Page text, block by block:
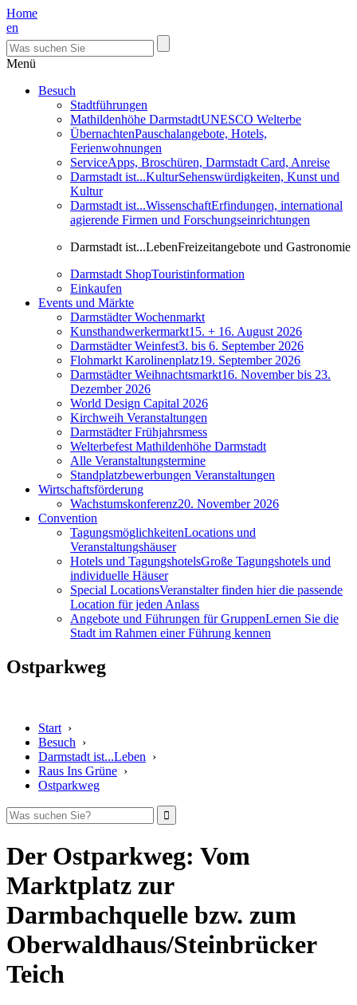
Home
en
Menü
Besuch
Stadtführungen
Mathildenhöhe DarmstadtUNESCO Welterbe
ÜbernachtenPauschalangebote, Hotels,
Ferienwohnungen
ServiceApps, Broschüren, Darmstadt Card, Anreise
Darmstadt ist...KulturSehenswürdigkeiten, Kunst und
Kultur
Darmstadt ist...WissenschaftErfindungen, international
agierende Firmen und Forschungseinrichtungen
Darmstadt ist...LebenFreizeitangebote und Gastronomie
Darmstadt ShopTouristinformation
Einkaufen
Events und Märkte
Darmstädter Wochenmarkt
Kunsthandwerkermarkt15. + 16. August 2026
Darmstädter Weinfest3. bis 6. September 2026
Flohmarkt Karolinenplatz19. September 2026
Darmstädter Weihnachtsmarkt16. November bis 23.
Dezember 2026
World Design Capital 2026
Kirchweih Veranstaltungen
Darmstädter Frühjahrsmess
Welterbefest Mathildenhöhe Darmstadt
Alle Veranstaltungstermine
Standplatzbewerbungen Veranstaltungen
Wirtschaftsförderung
Wachstumskonferenz20. November 2026
Convention
TagungsmöglichkeitenLocations und
Veranstaltungshäuser
Hotels und TagungshotelsGroße Tagungshotels und
individuelle Häuser
Special LocationsVeranstalter finden hier die passende
Location für jeden Anlass
Angebote und Führungen für GruppenLernen Sie die
Stadt im Rahmen einer Führung kennen
Ostparkweg
Start ›
Besuch ›
Darmstadt ist...Leben ›
Raus Ins Grüne ›
Ostparkweg
Der Ostparkweg: Vom
Marktplatz zur
Darmbachquelle bzw. zum
Oberwaldhaus/Steinbrücker
Teich